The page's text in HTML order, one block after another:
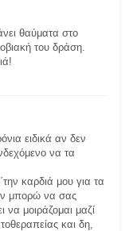
θαύματα στο
του δράση.
ειδικά αν δεν
να τα
καρδιά μου για τα
μπορώ να σας
μοιράζομαι μαζί
και δη,